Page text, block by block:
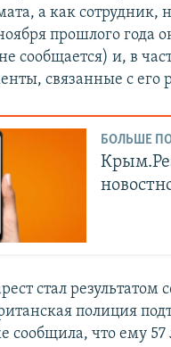
а как
прошлого года
сообщается) и, в
связанные с его
БОЛЬШЕ
стал
полиция
сообщила, что ему 57